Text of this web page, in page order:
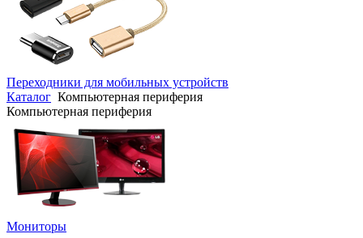
Переходники для мобильных устройств
Каталог Компьютерная периферия
Компьютерная периферия
Мониторы